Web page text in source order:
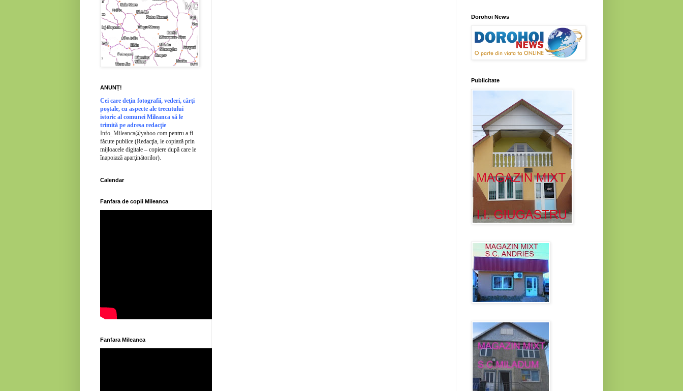
ANUNȚ!
Cei care deţin fotografii, vederi, cărţi
poştale, cu aspecte ale trecutului
istoric al comunei Mileanca să le
trimită pe adresa redacţie
Info_Mileanca@yahoo.com pentru a fi
făcute publice (Redacţia, le copiază prin
mijloacele digitale – copiere după care le
înapoiază aparţinătorilor).
Calendar
Fanfara de copii Mileanca
Fanfara Mileanca
Dorohoi News
Publicitate